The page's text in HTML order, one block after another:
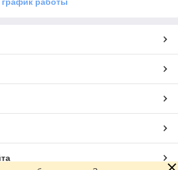
график работы